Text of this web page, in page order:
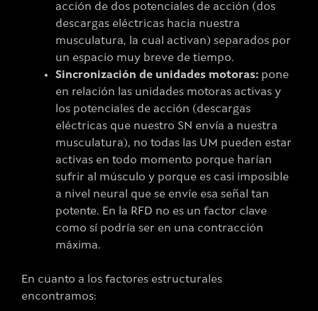
acción de dos potenciales de acción (dos
descargas eléctricas hacia nuestra
musculatura, la cual activan) separados por
un espacio muy breve de tiempo.
Sincronización de unidades motoras: pone
en relación las unidades motoras activas y
los potenciales de acción (descargas
eléctricas que nuestro SN envía a nuestra
musculatura), no todas las UM pueden estar
activas en todo momento porque harían
sufrir al músculo y porque es casi imposible
a nivel neural que se envíe esa señal tan
potente. En la RFD no es un factor clave
como sí podría ser en una contracción
máxima.
En cuanto a los factores estructurales
encontramos: